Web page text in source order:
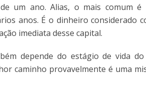
um ano. Alias, o mais comum
anos. É o dinheiro considerado
imediata desse capital.
depende do estágio de vida
caminho provavelmente é uma